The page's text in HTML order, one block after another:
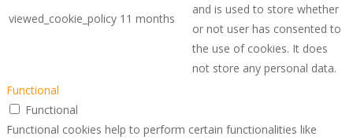
viewed_cookie_policy 11 months
and is used to store whether
or not user has consented to
the use of cookies. It does
not store any personal data.
Functional
Functional
Functional cookies help to perform certain functionalities like